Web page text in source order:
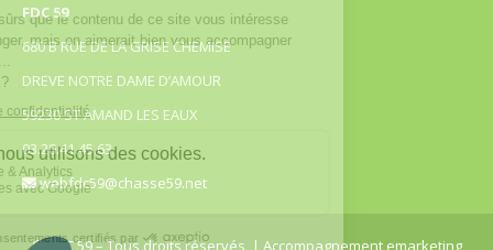
FDC 59
680 B RUE DE LA GRISE CHEMISE
DREVE NOTRE DAME D’AMOUR
59230 ST AMAND LES EAUX
03.20.41.45.63
webfdc59@chasse59.net
© FDC 59 – Tous droits réservés | Accompagnement emarketing